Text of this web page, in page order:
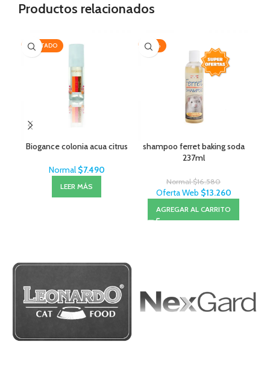
Productos relacionados
AGOTADO
Biogance colonia acua citrus
Normal $7.490
LEER MÁS
-20%
shampoo ferret baking soda
237ml
Normal$16.580
Oferta Web $13.260
AGREGAR AL CARRITO